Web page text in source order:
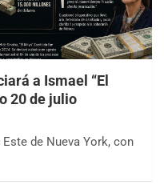
a Ismael “El
20 de julio
de Nueva York, con